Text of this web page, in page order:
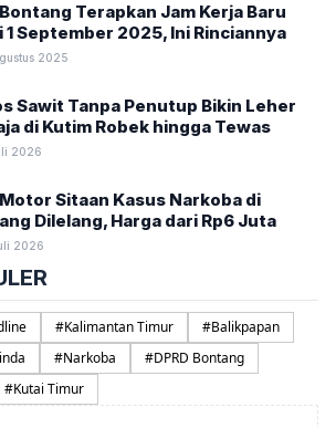
Terapkan Jam Kerja Baru
1 September 2025, Ini Rinciannya
2025
Sawit Tanpa Penutup Bikin Leher
di Kutim Robek hingga Tewas
2026
Sitaan Kasus Narkoba di
Dilelang, Harga dari Rp6 Juta
2026
#Kalimantan Timur #Balikpapan
#Narkoba #DPRD Bontang
#Kutai Timur